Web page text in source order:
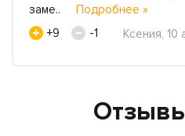
заме.. Подробнее »
+9
-1 Ксения, 10